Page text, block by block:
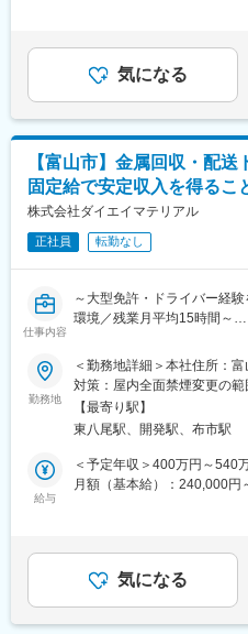
半導体製造装置に使用され
宙、鉄道、医療など幅広い
いる当社。アルミ素材を使
ます。半導体のニーズはか
も年々増加傾向です。
変更の範囲：会社の定める業
・受注内容の入力や伝票・
・図面の手配や管理業務
・納期管理や取引先との調
■扱うサービス
金属製品の受注・納品管理を
や産業機械装置の事務サポー
■組織構成
少人数体制の管理部門で、
バー間で相談しやすく、協
す。
幅広い業務を通じて事務ス
いを実感できます。業界未経
なキャリア形成が可能です。
外部講師による研修やOJT
資格取得支援やスキルアッ
も取得しやすく、マイカー
す。
■想定されるキャリアパス
社業績によって変動します
り、選考を通じて上下する
当を含めた表記です。
気になる
【富山市】金属回収・配
固定給で安定収入を得るこ
株式会社ダイエイマテリアル
正社員 転勤なし
仕事内容
～大型免許・ドライバー経
環境／残業月平均15時間～
大型免許を活かし、貴金属
収・運搬業務をお任せします
に加え、甲信越・関西・中
当いただきます。
【使用車両】 ・7～13tのユ
【輸送品目】 ・産業廃棄物
ップ ・貴金属スクラップ
少数精鋭の組織だからこそ
スキルを活かして活躍でき
勤務地
＜勤務地詳細＞本社住所：
対策：屋内全面禁煙変更の
【最寄り駅】
東八尾駅、開発駅、布市駅
給与
＜予定年収＞400万円～540
月額（基本給）：240,000円
支給賃金はあくまでも目安
可能性があります。月給(月
気になる